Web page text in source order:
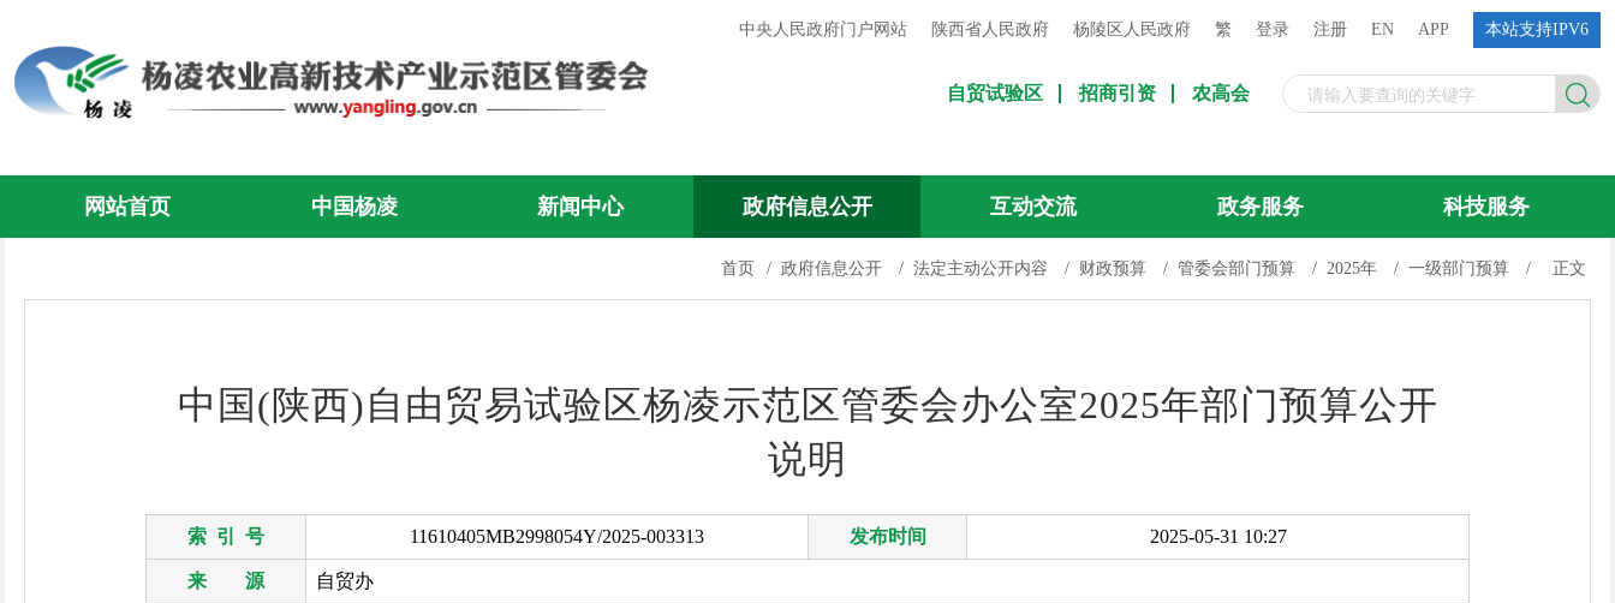
中央人民政府门户网站 陕西省人民政府 杨陵区人民政府 繁 登录 注册 EN APP 本站支持IPV6
自贸试验区 招商引资 农高会
网站首页 中国杨凌 新闻中心 政府信息公开 互动交流 政务服务 科技服务
首页 / 政府信息公开 / 法定主动公开内容 / 财政预算 / 管委会部门预算 / 2025年 / 一级部门预算 / 正文
中国(陕西)自由贸易试验区杨凌示范区管委会办公室2025年部门预算公开
说明
索 引 号 11610405MB2998054Y/2025-003313 发布时间 2025-05-31 10:27
来 源 自贸办